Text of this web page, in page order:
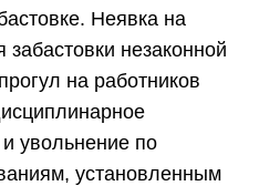
Неявка на
незаконной
на работников
увольнение по
установленным